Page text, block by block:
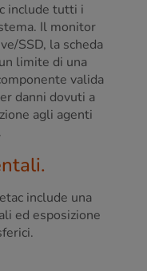
include tutti i
Il monitor
SSD, la scheda
limite di una
valida
danni dovuti a
agli agenti
include una
ed esposizione